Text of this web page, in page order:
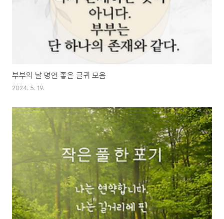
부부의 날 명언 좋은 글귀 모음
2024. 5. 19.